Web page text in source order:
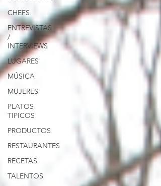
CHEFS
ENTREVISTAS
/
INTERVIEWS
LUGARES
MÚSICA
MUJERES
PLATOS
TIPICOS
PRODUCTOS
RESTAURANTES
RECETAS
TALENTOS